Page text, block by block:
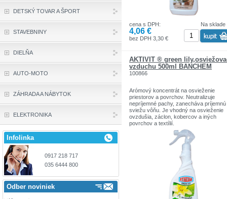
Na sklade
cena s DPH:
4,06 €
bez DPH 3,30 €
AKTIVIT ® green
vzduchu 500ml BANCHEM
100866
Arómový koncentrát na osvieženie
priestorov a povrchov. Neutralizuje
nepríjemné pachy, zanecháva príjemnú
sviežu vôňu. Je vhodný na osvieženie
ovzdušia, záclon, kobercov a iných
povrchov a textílií.
DETSKÝ TOVAR A ŠPORT
STAVEBNINY
DIELŇA
AUTO-MOTO
ZÁHRADA A NÁBYTOK
ELEKTRONIKA
Infolinka
0917 218 717
035 6444 800
Odber noviniek